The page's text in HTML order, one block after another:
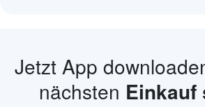
Jetzt App
nächsten Einkauf